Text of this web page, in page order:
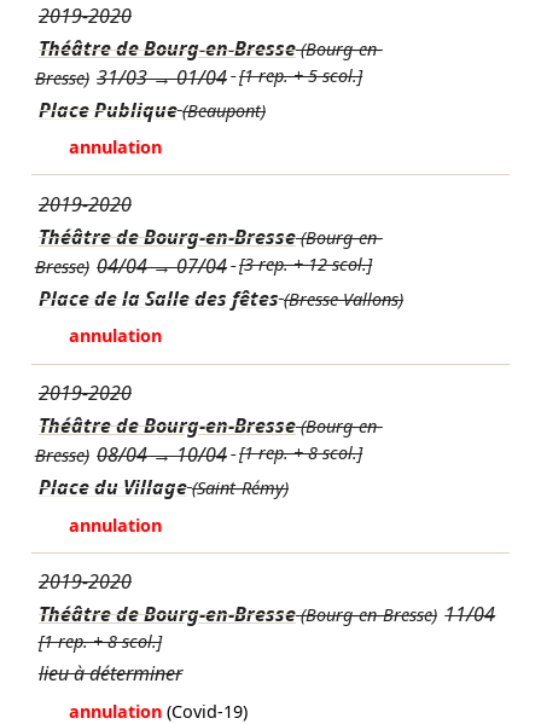
2019-2020
Théâtre de Bourg-en-Bresse(Bourg-en-
Bresse) 31/03→01/04 [1 rep. + 5 scol.]
Place Publique (Beaupont)
annulation
2019-2020
Théâtre de Bourg-en-Bresse(Bourg-en-
Bresse) 04/04→07/04 [3 rep. + 12 scol.]
Place de la Salle des fêtes (Bresse Vallons)
annulation
2019-2020
Théâtre de Bourg-en-Bresse(Bourg-en-
Bresse) 08/04→10/04 [1 rep. + 8 scol.]
Place du Village (Saint-Rémy)
annulation
2019-2020
Théâtre de Bourg-en-Bresse(Bourg-en-Bresse) 11/04
[1 rep. + 8 scol.]
lieu à déterminer
annulation (Covid-19)